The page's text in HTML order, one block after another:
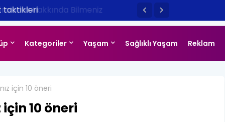
taktikleri
Kategoriler Yaşam Sağlıklı Yaşam Reklam
için 10 öneri
10 öneri